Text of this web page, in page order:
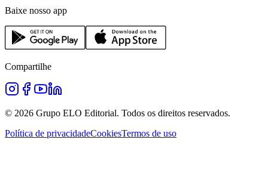
Baixe nosso app
Compartilhe
© 2026 Grupo ELO Editorial. Todos os direitos reservados.
Política de privacidadeCookiesTermos de uso